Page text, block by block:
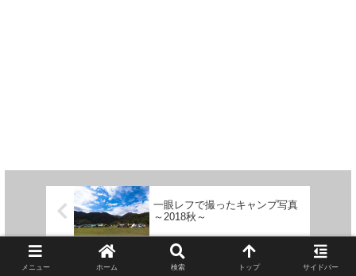
一眼レフで撮ったキャンプ写真
～2018秋～
SOTO（ソト）のスライドガス
メニュー ホーム 検索 トップ サイドバー